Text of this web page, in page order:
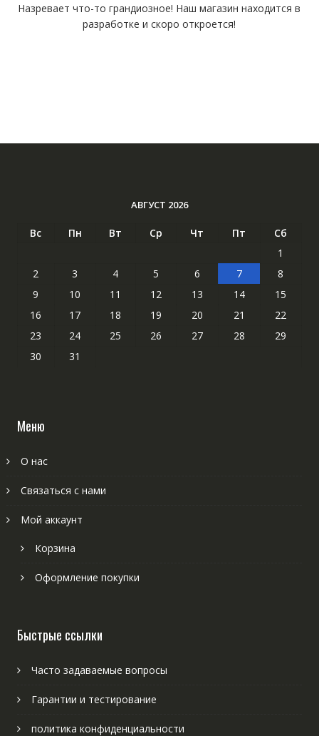
Назревает что-то грандиозное! Наш магазин находится в
разработке и скоро откроется!
АВГУСТ 2026
Вс Пн Вт Ср Чт Пт
Сб
1
2
3 4 5 6 7
8
9
10 11 12 13 14
15
16
17 18 19 20 21
22
23
24 25 26 27 28
29
30
31
Меню
О нас
Связаться с нами
Мой аккаунт
Корзина
Оформление покупки
Быстрые ссылки
Часто задаваемые вопросы
Гарантии и тестирование
политика конфиденциальности